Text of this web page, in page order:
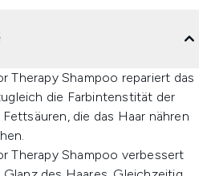
Therapy Shampoo repariert das
die Farbintenstität der
die das Haar nähren
Therapy Shampoo verbessert